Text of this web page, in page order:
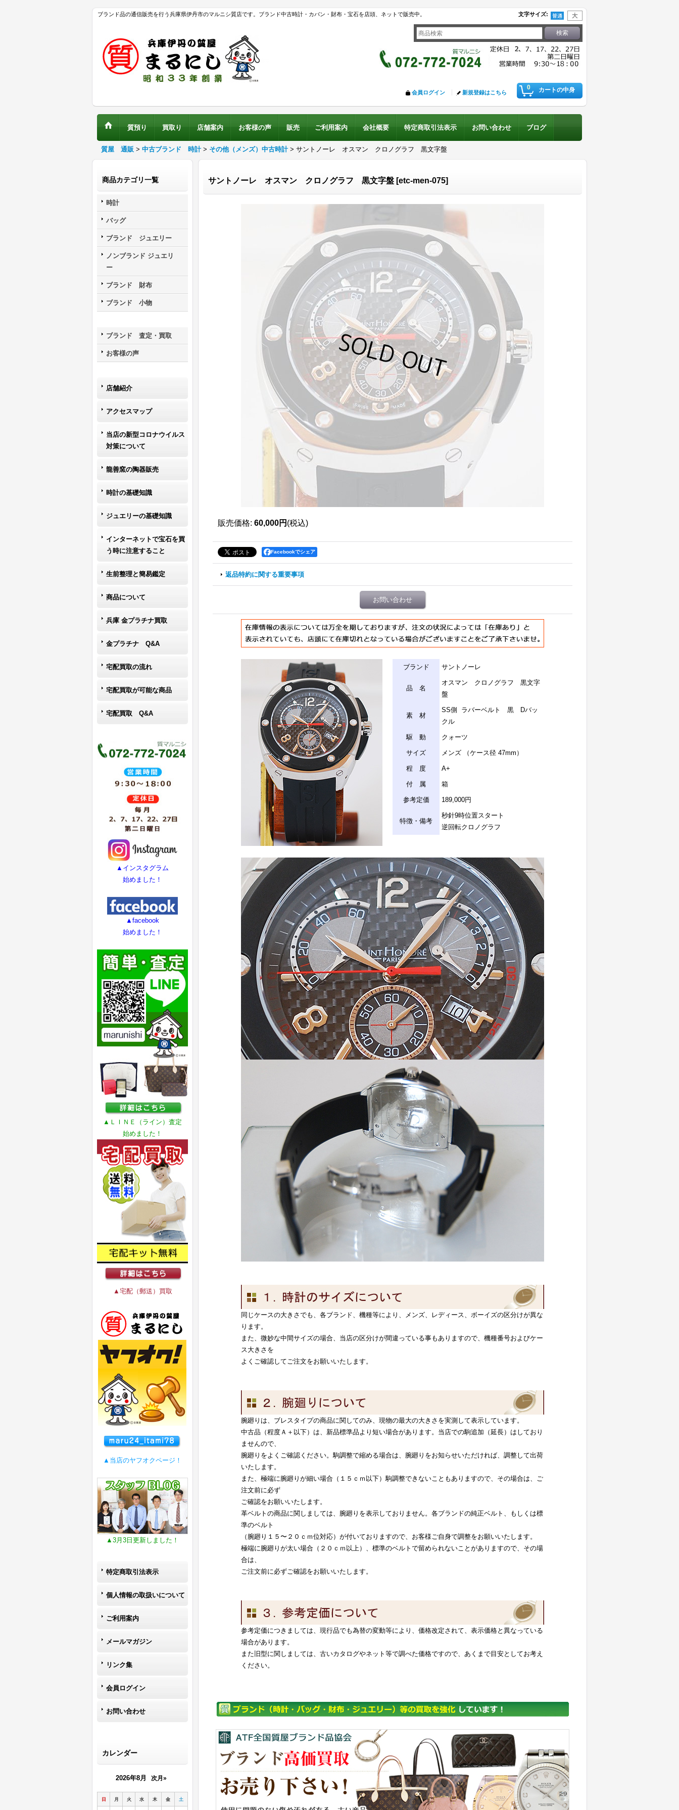
ブランド品の通信販売を行う兵庫県伊丹市のマルニシ質店です。ブランド中古時計・カバン・財布・宝石を店頭、ネットで販売中。 文字サイズ:
0 カートの中身
会員ログイン 新規登録はこちら
質預り 買取り 店舗案内 お客様の声 販売 ご利用案内 会社概要 特定商取引法表示 お問い合わせ ブログ
質屋 通販 > 中古ブランド 時計 > その他（メンズ）中古時計 > サントノーレ オスマン クロノグラフ 黒文字盤
商品カテゴリ一覧
時計
バッグ
ブランド ジュエリー
ノンブランド ジュエリ
ー
ブランド 財布
ブランド 小物
ブランド 査定・買取
お客様の声
店舗紹介
アクセスマップ
当店の新型コロナウイルス
対策について
龍善窯の陶器販売
時計の基礎知識
ジュエリーの基礎知識
インターネットで宝石を買
う時に注意すること
生前整理と簡易鑑定
商品について
兵庫 金プラチナ買取
金プラチナ Q&A
宅配買取の流れ
宅配買取が可能な商品
宅配買取 Q&A
▲インスタグラム
始めました！
▲facebook
始めました！
▲ＬＩＮＥ（ライン）査定
始めました！
▲宅配（郵送）買取
▲当店のヤフオクページ！
▲3月3日更新しました！
特定商取引法表示
個人情報の取扱いについて
ご利用案内
メールマガジン
リンク集
会員ログイン
お問い合わせ
カレンダー
2026年8月 次月»
日 月 火 水 木 金 土
サントノーレ オスマン クロノグラフ 黒文字盤 [etc-men-075]
販売価格: 60,000円 (税込)
Facebookでシェア
返品特約に関する重要事項
お問い合わせ
ブランド サントノーレ
品 名
オスマン クロノグラフ 黒文字
盤
素 材
SS側 ラバーベルト 黒 Dバッ
クル
駆 動 クォーツ
サイズ メンズ （ケース径 47mm）
程 度 A+
付 属 箱
参考定価 189,000円
特徴・備考
秒針9時位置スタート
逆回転クロノグラフ
同じケースの大きさでも、各ブランド、機種等により、メンズ、レディース、ボーイズの区分けが異な
ります。
また、微妙な中間サイズの場合、当店の区分けが間違っている事もありますので、機種番号およびケー
ス大きさを
よくご確認してご注文をお願いいたします。
腕廻りは、ブレスタイプの商品に関してのみ、現物の最大の大きさを実測して表示しています。
中古品（程度Ａ＋以下）は、新品標準品より短い場合があります。当店での駒追加（延長）はしており
ませんので、
腕廻りをよくご確認ください。駒調整で縮める場合は、腕廻りをお知らせいただければ、調整して出荷
いたします。
また、極端に腕廻りが細い場合（１５ｃｍ以下）駒調整できないこともありますので、その場合は、ご
注文前に必ず
ご確認をお願いいたします。
革ベルトの商品に関しましては、腕廻りを表示しておりません。各ブランドの純正ベルト、もしくは標
準のベルト
（腕廻り１５〜２０ｃｍ位対応）が付いておりますので、お客様ご自身で調整をお願いいたします。
極端に腕廻りが太い場合（２０ｃｍ以上）、標準のベルトで留められないことがありますので、その場
合は、
ご注文前に必ずご確認をお願いいたします。
参考定価につきましては、現行品でも為替の変動等により、価格改定されて、表示価格と異なっている
場合があります。
また旧型に関しましては、古いカタログやネット等で調べた価格ですので、あくまで目安としてお考え
ください。